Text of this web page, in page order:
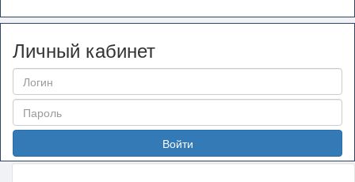
Личный кабинет
Войти